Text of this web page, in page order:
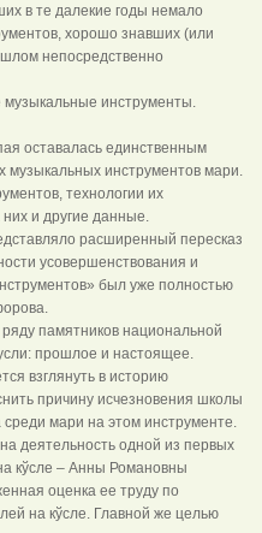
в те далекие годы немало
хорошо знавших (или
непосредственно
инструменты.
оставалась единственным
музыкальных инструментов мари.
технологии их
и другие данные.
расширенный пересказ
усовершенствования и
был уже полностью
памятников национальной
прошлое и настоящее.
взглянуть в историю
причину исчезновения школы
среди мари на этом инструменте.
деятельность одной из первых
кўсле – Анны Романовны
оценка ее труду по
на кўсле. Главной же целью